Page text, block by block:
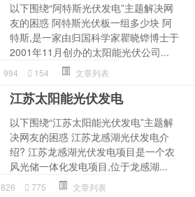
以下围绕“阿特斯光伏发电”主题解决网
友的困惑 阿特斯光伏板一组多少块 阿
特斯,是一家由归国科学家瞿晓铧博士于
2001年11月创办的太阳能光伏公司...
994 154 文章列表
江苏太阳能光伏发电
以下围绕“江苏太阳能光伏发电”主题解
决网友的困惑 江苏龙感湖光伏发电介
绍? 江苏龙感湖光伏发电项目是一个农
风光储一体化发电项目,位于龙感湖...
826 775 文章列表